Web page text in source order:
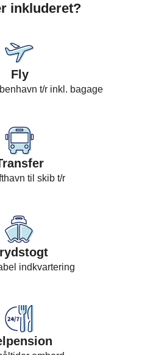
inkluderet?
Fly
t/r inkl. bagage
til skib t/r
indkvartering